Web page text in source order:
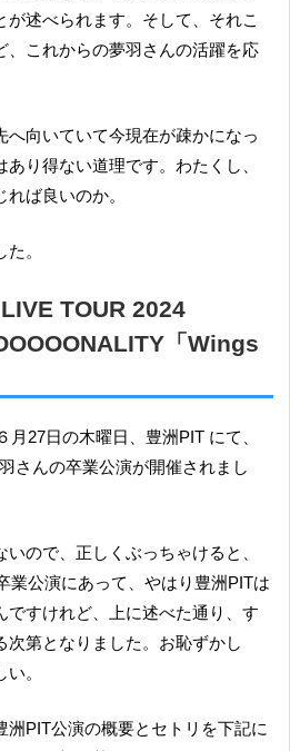
述べられます。そして、それこ
、これからの夢羽さんの活躍を応
り得ない道理です。わたくし、
ば良いのか。
た。
TOUR 2024
「Wings
さんの卒業公演が開催されまし
業公演にあって、やはり豊洲PITは
ですけれど、上に述べた通り、す
次第となりました。お恥ずかし
。